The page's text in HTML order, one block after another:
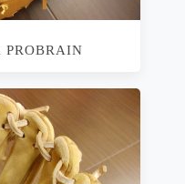
PROBRAIN